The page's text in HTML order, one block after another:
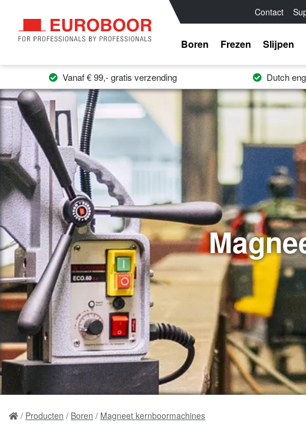
Contact
Boren Frezen Slijpen
Vanaf € 99,- gratis verzending Dutch
Producten Boren Magneet kernboormachines